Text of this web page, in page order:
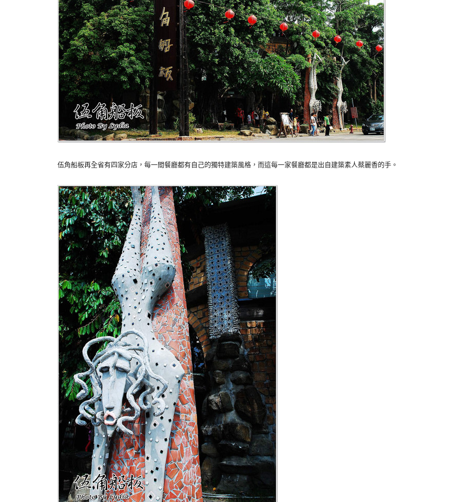
伍角船板再全省有四家分店，每一間餐廳都有自己的獨特建築風格，而這每一家餐廳都是出自建築素人蔡麗香的手。